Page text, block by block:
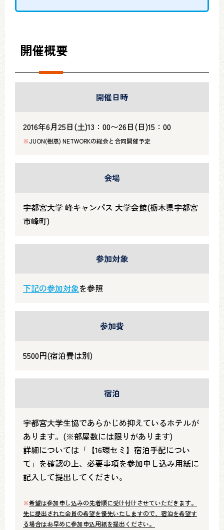
開催概要
開催日時
2016年6月25日(土)13：00〜26日(日)15：00
※JUON(樹恩) NETWORKの総会と合同開催予定
会場
宇都宮大学 峰キャンパス 大学会館(栃木県宇都宮
市峰町)
参加対象
下記の参加対象を参照
参加費
5500円(宿泊費は別)
宿泊
宇都宮大学生協であらかじめ抑えているホテルが
あります。(※部屋数には限りがあります)
詳細については「【16環セミ】宿泊手配につい
て」を確認の上、必要事項を参加申し込み用紙に
記入して提出してください。
※希望は参加申し込みの先着順に受け付けさせていただきます。
先に提出された会員の希望を優先いたしますので、宿泊を希望す
る場合はお早めに参加申込用紙を提出ください。